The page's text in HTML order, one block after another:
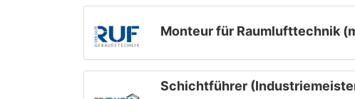
Monteur für Raumlufttechnik
Schichtführer